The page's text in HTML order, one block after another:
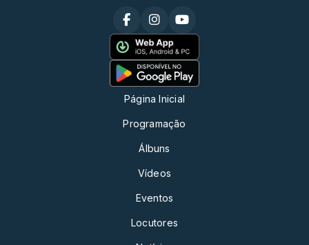
Página Inicial
Programação
Álbuns
Vídeos
Eventos
Locutores